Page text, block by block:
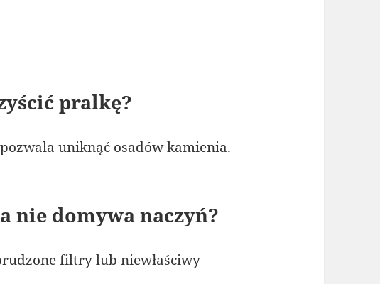
pralkę?
uniknąć osadów kamienia.
nie domywa naczyń?
filtry lub niewłaściwy